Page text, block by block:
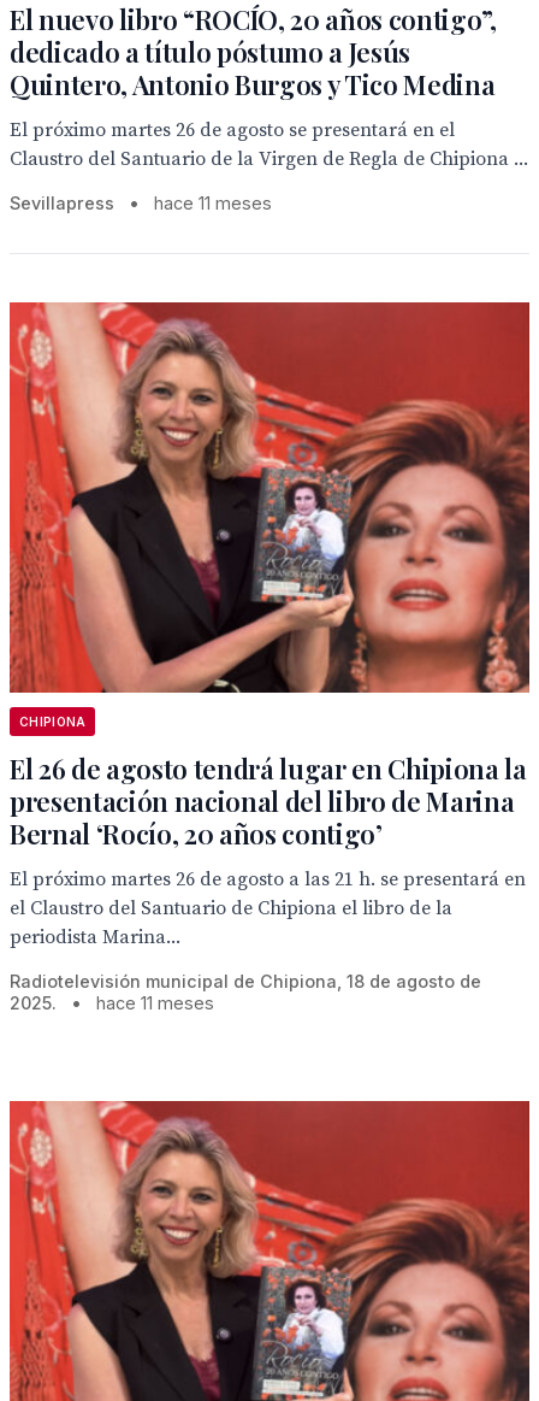
El nuevo libro “ROCÍO, 20 años contigo”,
dedicado a título póstumo a Jesús
Quintero, Antonio Burgos y Tico Medina
El próximo martes 26 de agosto se presentará en el
Claustro del Santuario de la Virgen de Regla de Chipiona ...
Sevillapress • hace 11 meses
CHIPIONA
El 26 de agosto tendrá lugar en Chipiona la
presentación nacional del libro de Marina
Bernal ‘Rocío, 20 años contigo’
El próximo martes 26 de agosto a las 21 h. se presentará en
el Claustro del Santuario de Chipiona el libro de la
periodista Marina...
Radiotelevisión municipal de Chipiona, 18 de agosto de
2025.
• hace 11 meses